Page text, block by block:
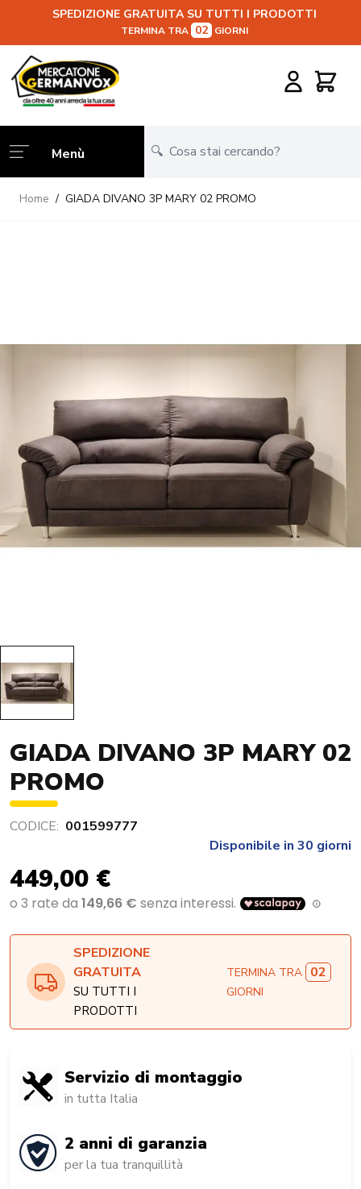
SPEDIZIONE GRATUITA SU TUTTI I PRODOTTI
TERMINA TRA 02 GIORNI
Salta al contenuto
Carrello
Menù
Home / GIADA DIVANO 3P MARY 02 PROMO
GIADA DIVANO 3P MARY 02
PROMO
CODICE: 001599777
Disponibile in 30 giorni
449,00 €
SPEDIZIONE
GRATUITA
SU TUTTI I
PRODOTTI
TERMINA TRA 02
GIORNI
Servizio di montaggio
in tutta Italia
2 anni di garanzia
per la tua tranquillità